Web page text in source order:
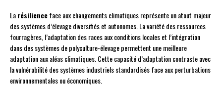
Larésilienceface aux changements climatiques représente un atout majeur
des systèmes d’élevage diversifiés et autonomes. La variété des ressources
fourragères, l’adaptation des races aux conditions locales et l’intégration
dans des systèmes de polyculture-élevage permettent une meilleure
adaptation aux aléas climatiques. Cette capacité d’adaptation contraste avec
la vulnérabilité des systèmes industriels standardisés face aux perturbations
environnementales ou économiques.